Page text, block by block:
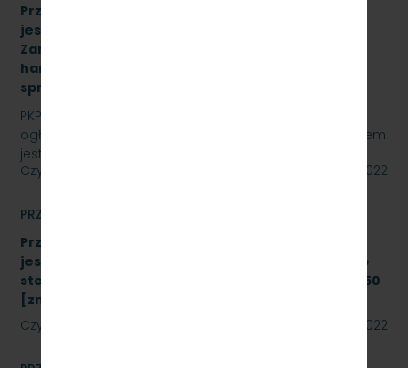
Przetarg nieograniczony, którego przedmiotem
jest „sukcesywna dostawa do siedziby
Zamawiającego – 9.525 szt. żeliwnych wstawek
hamulcowych z dylatacjami typu DO-B-380, znak
sprawy: SKMMU.086.42.22
PKP SZYBKA KOLEJ MIEJSKA W TRÓJMIEŚCIE Sp. z o.o.
ogłasza przetarg nieograniczony, którego przedmiotem
jest „sukcesywna dostawa do siedziby odbiorcy…
Czytaj dalej
22 lipca 2022
PRZETARGI
Przetarg nieograniczony, którego przedmiotem
jest modernizacja i rozbudowa systemu zdalnego
sterowania radiołącznością na linii kolejowej nr 250
[znak: SKMMU.086.43.22]
Czytaj dalej
19 lipca 2022